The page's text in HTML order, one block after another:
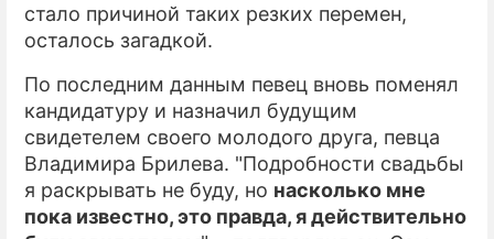
стало причиной таких резких перемен,
осталось загадкой.
По последним данным певец вновь поменял
кандидатуру и назначил будущим
свидетелем своего молодого друга, певца
Владимира Брилева. "Подробности свадьбы
я раскрывать не буду, но насколько мне
пока известно, это правда, я действительно